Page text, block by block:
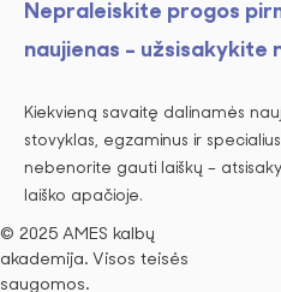
Nepraleiskite progos
naujienas - užsisakykite
Kiekvieną savaitę dalinamės
stovyklas, egzaminus ir
nebenorite gauti laiškų –
laiško apačioje.
© 2025 AMES kalbų
akademija. Visos teisės
saugomos.